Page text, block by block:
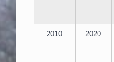
2010 2020